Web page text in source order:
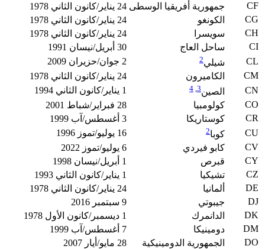
CF
جمهورية أفريقيا الوسطى 24 يناير/كانون الثاني 1978
CG
الكونغو
24 يناير/كانون الثاني 1978
CH
سويسرا
24 يناير/كانون الثاني 1978
CI
ساحل العاج
30 أبريل/نيسان 1991
CL
شيلي2
2 جوان/حزيران 2009
CM
الكاميرون
24 يناير/كانون الثاني 1978
CN
الصين3
,
4
1 يناير/كانون الثاني 1994
CO
كولومبيا
28 فبراير/شباط 2001
CR
كوستاريكا
3 أغسطس/آب 1999
CU
كوبا2
16 يوليو/تموز 1996
CV
كابو فيردي
6 يوليو/تموز 2022
CY
قبرص
1 أبريل/نيسان 1998
CZ
تشيكيا
1 يناير/كانون الثاني 1993
DE
ألمانيا
24 يناير/كانون الثاني 1978
DJ
جيبوتي
9 سبتمبر 2016
DK
الدانمرك
1 ديسمبر/كانون الأول 1978
DM
دومينيكا
7 أغسطس/آب 1999
DO
الجمهورية الدومينيكية
28 مايو/أيار 2007